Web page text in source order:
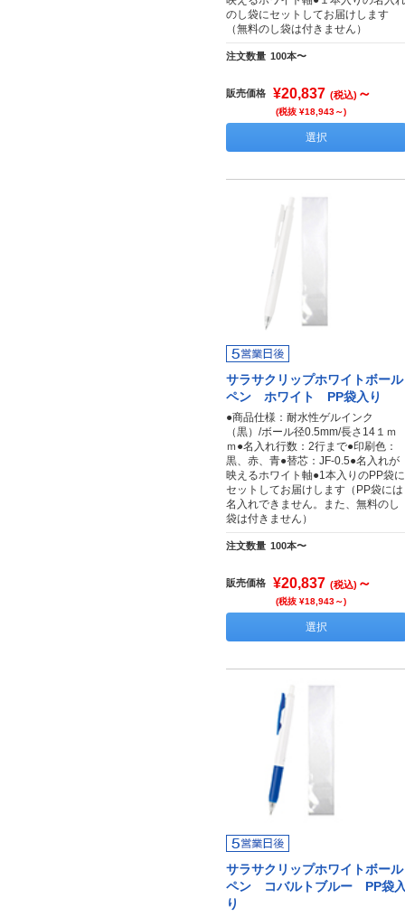
のし袋にセットしてお届けします
（無料のし袋は付きません）
注文数量 100本〜
販売価格 ¥20,837 (税込) ～
(税抜 ¥18,943～)
選択
サラサクリップホワイトボール
ペン ホワイト PP袋入り
●商品仕様：耐水性ゲルインク
（黒）/ボール径0.5mm/長さ14１ｍ
ｍ●名入れ行数：2行まで●印刷色：
黒、赤、青●替芯：JF-0.5●名入れが
映えるホワイト軸●1本入りのPP袋に
セットしてお届けします（PP袋には
名入れできません。また、無料のし
袋は付きません）
注文数量 100本〜
販売価格 ¥20,837 (税込) ～
(税抜 ¥18,943～)
選択
サラサクリップホワイトボール
ペン コバルトブルー PP袋
り